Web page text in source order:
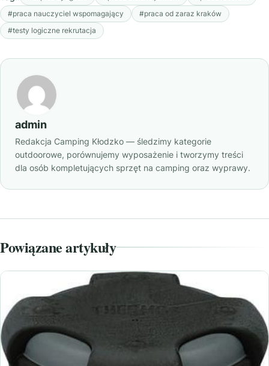
#praca nauczyciel wspomagający
#praca od zaraz kraków
#testy logiczne rekrutacja
admin
Redakcja Camping Kłodzko — śledzimy kategorie
outdoorowe, porównujemy wyposażenie i tworzymy treści
dla osób kompletujących sprzęt na camping oraz wyprawy.
Powiązane artykuły